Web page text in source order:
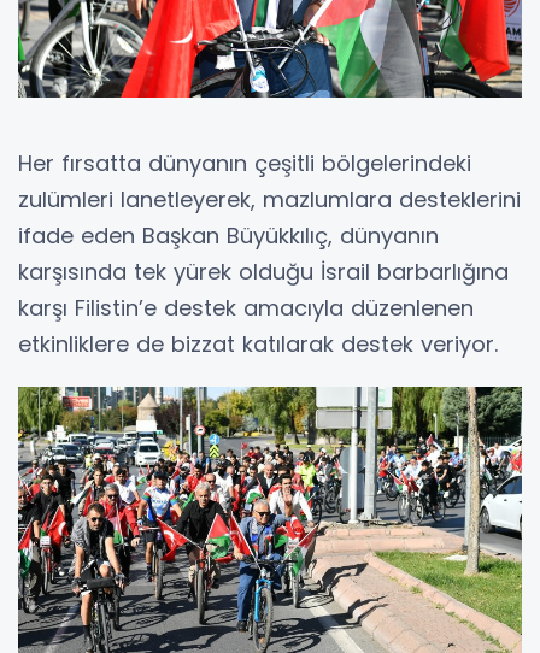
Her fırsatta dünyanın çeşitli bölgelerindeki
zulümleri lanetleyerek, mazlumlara desteklerini
ifade eden Başkan Büyükkılıç, dünyanın
karşısında tek yürek olduğu İsrail barbarlığına
karşı Filistin’e destek amacıyla düzenlenen
etkinliklere de bizzat katılarak destek veriyor.